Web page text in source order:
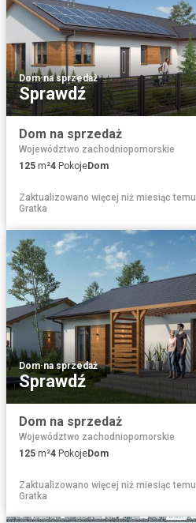
Dom·na sprzedaż
Sprawdź
Dom na sprzedaż
Województwo zachodniopomorskie
125 m²4 PokojeDom
Zaktualizowano więcej niż miesiąc temu
Gratka
Dom·na sprzedaż
Sprawdź
Dom na sprzedaż
Województwo zachodniopomorskie
125 m²4 PokojeDom
Zaktualizowano więcej niż miesiąc temu
Gratka